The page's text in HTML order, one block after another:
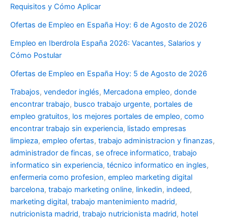
Requisitos y Cómo Aplicar
Ofertas de Empleo en España Hoy: 6 de Agosto de 2026
Empleo en Iberdrola España 2026: Vacantes, Salarios y
Cómo Postular
Ofertas de Empleo en España Hoy: 5 de Agosto de 2026
Trabajos, vendedor inglés, Mercadona empleo, donde
encontrar trabajo, busco trabajo urgente, portales de
empleo gratuitos, los mejores portales de empleo, como
encontrar trabajo sin experiencia, listado empresas
limpieza, empleo ofertas, trabajo administracion y finanzas,
administrador de fincas, se ofrece informatico, trabajo
informatico sin experiencia, técnico informatico en ingles,
enfermeria como profesion, empleo marketing digital
barcelona, trabajo marketing online, linkedin, indeed,
marketing digital, trabajo mantenimiento madrid,
nutricionista madrid, trabajo nutricionista madrid, hotel